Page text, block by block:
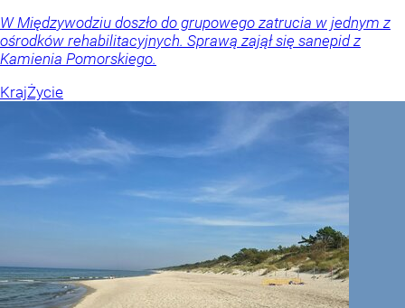
W Międzywodziu doszło do grupowego zatrucia w jednym z
ośrodków rehabilitacyjnych. Sprawą zajął się sanepid z
Kamienia Pomorskiego.
KrajŻycie